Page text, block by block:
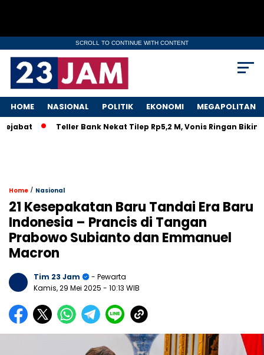
SCROLL TO CONTINUE WITH CONTENT
HOME NASIONAL POLITIK EKONOMI MEGAPOLITAN
Teller Bank Nekat Tilep Rp5,2 M, Vonis Ringan Bikin Rakyat
Home / Nasional
21 Kesepakatan Baru Tandai Era Baru
Indonesia – Prancis di Tangan
Prabowo Subianto dan Emmanuel
Macron
Tim 23 Jam
- Pewarta
Kamis, 29 Mei 2025 - 10:13 WIB